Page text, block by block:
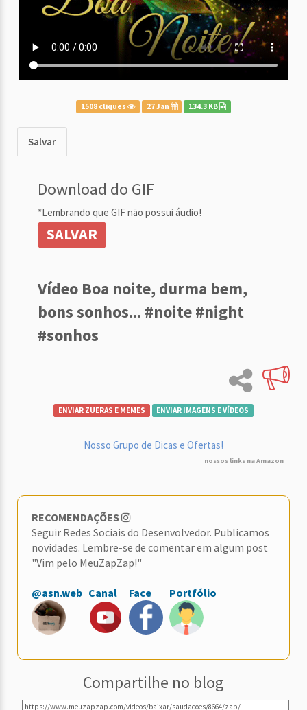
1508 cliques 27 Jan 134.3 KB
Salvar
Download do GIF
*Lembrando que GIF não possui áudio!
SALVAR
Vídeo Boa noite, durma bem,
bons sonhos... #noite #night
#sonhos
ENVIAR ZUERAS E MEMES ENVIAR IMAGENS E VÍDEOS
Nosso Grupo de Dicas e Ofertas!
nossos links na Amazon
RECOMENDAÇÕES
Seguir Redes Sociais do Desenvolvedor. Publicamos
novidades. Lembre-se de comentar em algum post
"Vim pelo MeuZapZap!"
@asn.web Canal Face Portfólio
Compartilhe no blog